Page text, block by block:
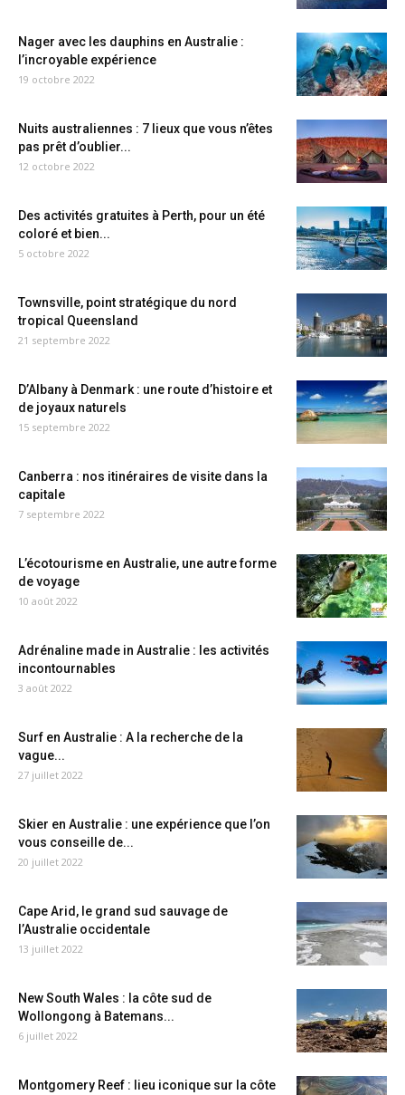
Nager avec les dauphins en Australie :
l’incroyable expérience
19 octobre 2022
Nuits australiennes : 7 lieux que vous n’êtes
pas prêt d’oublier...
12 octobre 2022
Des activités gratuites à Perth, pour un été
coloré et bien...
5 octobre 2022
Townsville, point stratégique du nord
tropical Queensland
21 septembre 2022
D’Albany à Denmark : une route d’histoire et
de joyaux naturels
15 septembre 2022
Canberra : nos itinéraires de visite dans la
capitale
7 septembre 2022
L’écotourisme en Australie, une autre forme
de voyage
10 août 2022
Adrénaline made in Australie : les activités
incontournables
3 août 2022
Surf en Australie : A la recherche de la
vague...
27 juillet 2022
Skier en Australie : une expérience que l’on
vous conseille de...
20 juillet 2022
Cape Arid, le grand sud sauvage de
l’Australie occidentale
13 juillet 2022
New South Wales : la côte sud de
Wollongong à Batemans...
6 juillet 2022
Montgomery Reef : lieu iconique sur la côte